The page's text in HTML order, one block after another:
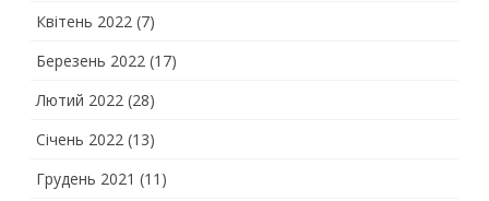
Квітень 2022 (7)
Березень 2022 (17)
Лютий 2022 (28)
Січень 2022 (13)
Грудень 2021 (11)